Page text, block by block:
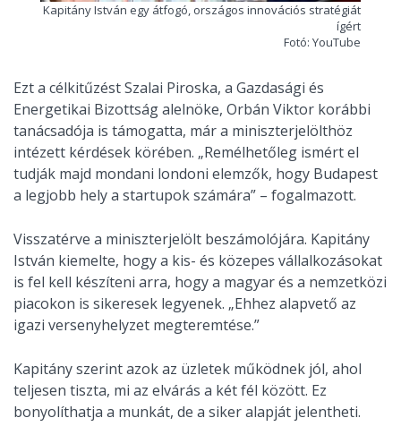
Kapitány István egy átfogó, országos innovációs stratégiát
ígért
Fotó: YouTube
Ezt a célkitűzést Szalai Piroska, a Gazdasági és
Energetikai Bizottság alelnöke, Orbán Viktor korábbi
tanácsadója is támogatta, már a miniszterjelölthöz
intézett kérdések körében. „Remélhetőleg ismért el
tudják majd mondani londoni elemzők, hogy Budapest
a legjobb hely a startupok számára” – fogalmazott.
Visszatérve a miniszterjelölt beszámolójára. Kapitány
István kiemelte, hogy a kis- és közepes vállalkozásokat
is fel kell készíteni arra, hogy a magyar és a nemzetközi
piacokon is sikeresek legyenek. „Ehhez alapvető az
igazi versenyhelyzet megteremtése.”
Kapitány szerint azok az üzletek működnek jól, ahol
teljesen tiszta, mi az elvárás a két fél között. Ez
bonyolíthatja a munkát, de a siker alapját jelentheti.